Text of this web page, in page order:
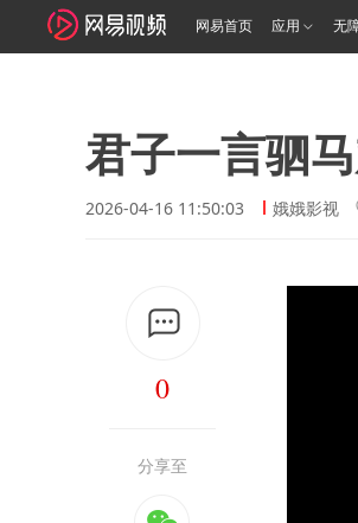
网易首页 应用 无
君子一言驷
2026-04-16 11:50:03 娥娥影视
0
分享至